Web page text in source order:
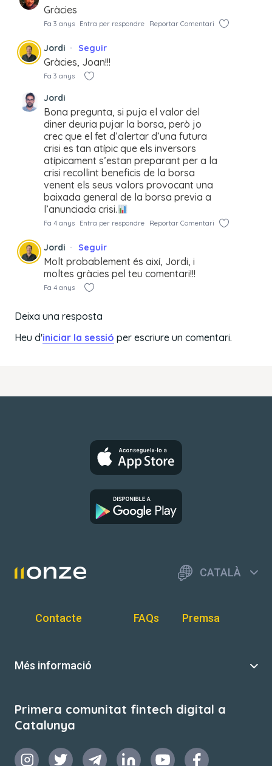
Gràcies
Fa 3 anys Entra per respondre Reportar Comentari
Jordi Seguir
Gràcies, Joan!!!
Fa 3 anys
Jordi
Bona pregunta, si puja el valor del
diner deuria pujar la borsa, però jo
crec que el fet d’alertar d’una futura
crisi es tan atípic que els inversors
atípicament s’estan preparant per a la
crisi recollint beneficis de la borsa
venent els seus valors provocant una
baixada general de la borsa previa a
l’anunciada crisi.
Fa 4 anys Entra per respondre Reportar Comentari
Jordi Seguir
Molt probablement és així, Jordi, i
moltes gràcies pel teu comentari!!!
Fa 4 anys
Deixa una resposta
Heu d'iniciar la sessió per escriure un comentari.
CATALÀ
Contacte FAQs Premsa
Més informació
Primera comunitat fintech digital a
Catalunya